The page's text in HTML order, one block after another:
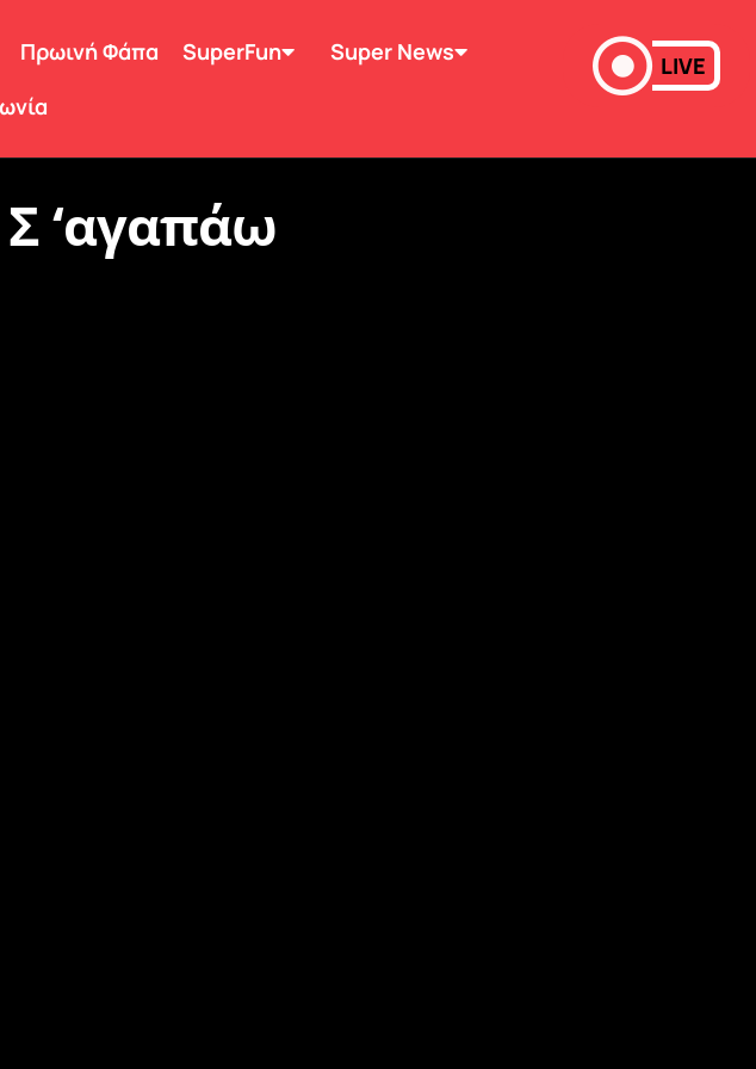
Πρωινή Φάπα SuperFun
Super News
LIVE
‘αγαπάω